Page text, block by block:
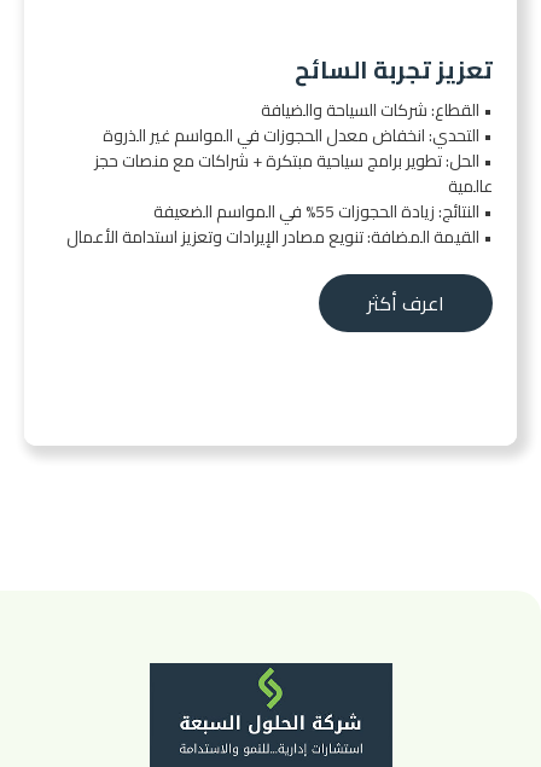
تعزيز تجربة السائح
• القطاع: شركات السياحة والضيافة
• التحدي: انخفاض معدل الحجوزات في المواسم غير الذروة
• الحل: تطوير برامج سياحية مبتكرة + شراكات مع منصات حجز
عالمية
• النتائج: زيادة الحجوزات 55% في المواسم الضعيفة
• القيمة المضافة: تنويع مصادر الإيرادات وتعزيز استدامة الأعمال
اعرف أكثر